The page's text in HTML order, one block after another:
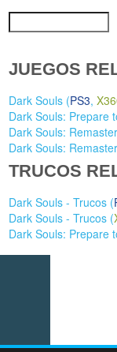
JUEGOS
Dark Souls (PS3,
Dark Souls: Prepare
Dark Souls:
Dark Souls:
TRUCOS
Dark Souls - Trucos (
Dark Souls - Trucos (
Dark Souls: Prepare